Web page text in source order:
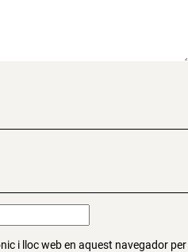
i lloc web en aquest navegador per